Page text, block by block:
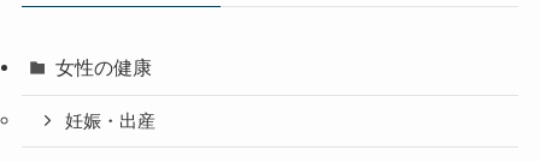
女性の健康
妊娠・出産